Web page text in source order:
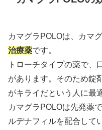
カマグラPOLOは、カマ
治療薬です。
トローチタイプの薬で、
があります。そのため錠
がキライだという人に最
カマグラPOLOは先発薬
ルデナフィルを配合して